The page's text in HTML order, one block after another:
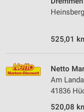
525,01
Netto
Am
41836
520,08